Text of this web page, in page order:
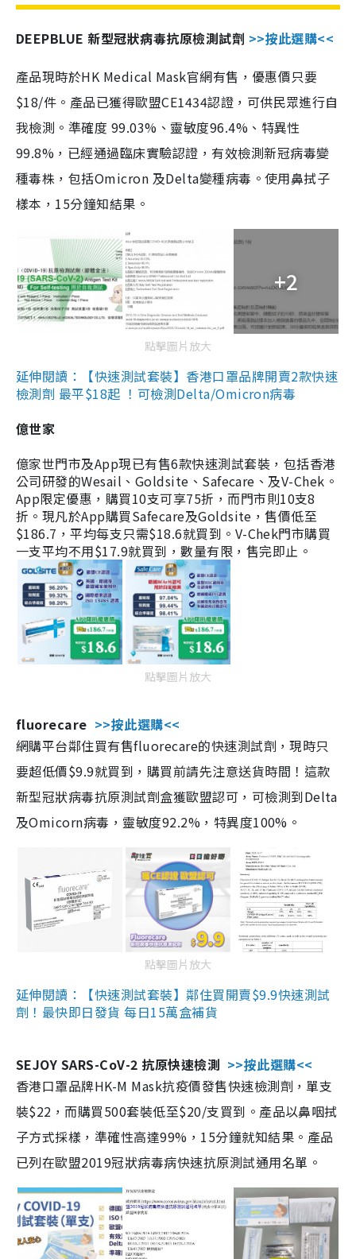
DEEPBLUE 新型冠狀病毒抗原檢測試劑 >>按此選購<<
產品現時於HK Medical Mask官網有售，優惠價只要
$18/件。產品已獲得歐盟CE1434認證，可供民眾進行自
我檢測。準確度 99.03%、靈敏度96.4%、特異性
99.8%，已經通過臨床實驗認證，有效檢測新冠病毒變
種毒株，包括Omicron 及Delta變種病毒。使用鼻拭子
樣本，15分鐘知結果。
+2
點擊圖片放大
延伸閱讀：【快速測試套裝】香港口罩品牌開賣2款快速
檢測劑 最平$18起 ！可檢測Delta/Omicron病毒
億世家
億家世門市及App現已有售6款快速測試套裝，包括香港
公司研發的Wesail、Goldsite、Safecare、及V-Chek。
App限定優惠，購買10支可享75折，而門市則10支8
折。現凡於App購買Safecare及Goldsite，售價低至
$186.7，平均每支只需$18.6就買到。V-Chek門市購買
一支平均不用$17.9就買到，數量有限，售完即止。
點擊圖片放大
fluorecare >>按此選購<<
網購平台鄰住買有售fluorecare的快速測試劑，現時只
要超低價$9.9就買到，購買前請先注意送貨時間！這款
新型冠狀病毒抗原測試劑盒獲歐盟認可，可檢測到Delta
及Omicorn病毒，靈敏度92.2%，特異度100%。
點擊圖片放大
延伸閱讀：【快速測試套裝】鄰住買開賣$9.9快速測試
劑！最快即日發貨 每日15萬盒補貨
SEJOY SARS-CoV-2 抗原快速檢測 >>按此選購<<
香港口罩品牌HK-M Mask抗疫價發售快速檢測劑，單支
裝$22，而購買500套裝低至$20/支買到。產品以鼻咽拭
子方式採樣，準確性高達99%，15分鐘就知結果。產品
已列在歐盟2019冠狀病毒病快速抗原測試通用名單。